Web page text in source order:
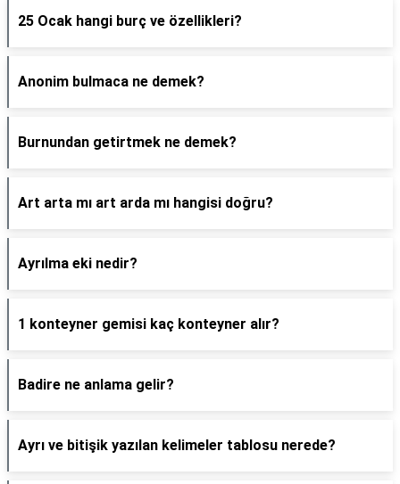
25 Ocak hangi burç ve özellikleri?
Anonim bulmaca ne demek?
Burnundan getirtmek ne demek?
Art arta mı art arda mı hangisi doğru?
Ayrılma eki nedir?
1 konteyner gemisi kaç konteyner alır?
Badire ne anlama gelir?
Ayrı ve bitişik yazılan kelimeler tablosu nerede?